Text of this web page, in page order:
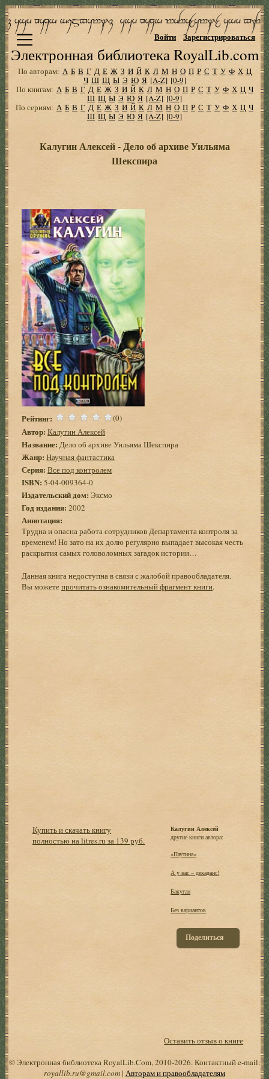
Электронная библиотека RoyalLib.com
Войти Зарегистрироваться
По авторам: А Б В Г Д Е Ж З И Й К Л М Н О П Р С Т У Ф Х Ц
Ч Ш Щ Ы Э Ю Я [A-Z] [0-9]
По книгам: А Б В Г Д Е Ж З И Й К Л М Н О П Р С Т У Ф Х Ц Ч
Ш Щ Ы Э Ю Я [A-Z] [0-9]
По сериям: А Б В Г Д Е Ж З И Й К Л М Н О П Р С Т У Ф Х Ц Ч
Ш Щ Ы Э Ю Я [A-Z] [0-9]
Калугин Алексей - Дело об архиве Уильяма
Шекспира
Рейтинг: (0)
Автор: Калугин Алексей
Название: Дело об архиве Уильяма Шекспира
Жанр: Научная фантастика
Серия:Все под контролем
ISBN:5-04-009364-0
Издательский дом: Эксмо
Год издания: 2002
Аннотация:
Трудна и опасна работа сотрудников Департамента контроля за
временем! Но зато на их долю регулярно выпадает высокая честь
раскрытия самых головоломных загадок истории…
Данная книга недоступна в связи с жалобой правообладателя.
Вы можетепрочитать ознакомительный фрагмент книги.
Купить и скачать книгу
полностью на litres.ru за 139 руб.
Калугин Алексей
другие книги автора:
«Паутина»
А у нас – декаданс!
Бакуган
Без вариантов
Поделиться
Оставить отзыв о книге
© Электронная библиотека RoyalLib.Com, 2010-2026. Контактный e-mail:
royallib.ru@gmail.com| Авторам и правообладателям